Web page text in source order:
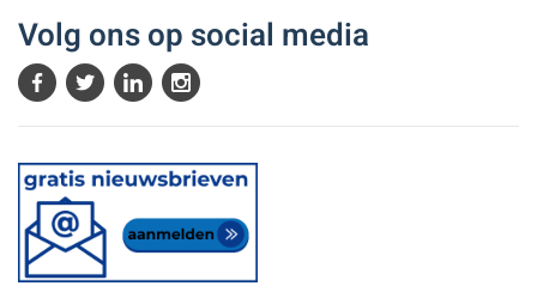
Volg ons op social media